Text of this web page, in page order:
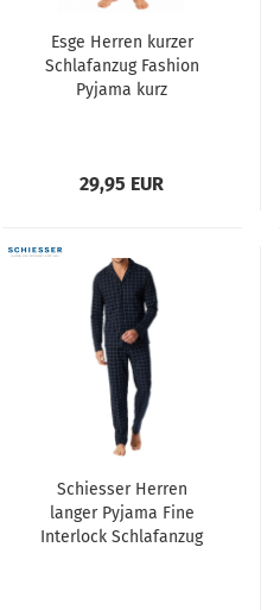
Esge Herren kurzer
Schlafanzug Fashion
Pyjama kurz
29,95 EUR
Schiesser Herren
langer Pyjama Fine
Interlock Schlafanzug